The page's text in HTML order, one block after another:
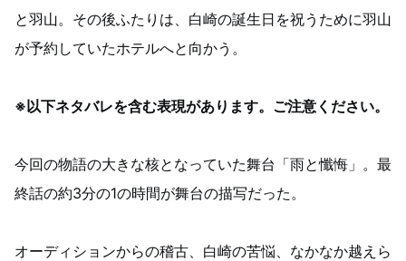
と羽山。その後ふたりは、白崎の誕生日を祝うために羽山
が予約していたホテルへと向かう。
※以下ネタバレを含む表現があります。ご注意ください。
今回の物語の大きな核となっていた舞台「雨と懺悔」。最
終話の約3分の1の時間が舞台の描写だった。
オーディションからの稽古、白崎の苦悩、なかなか越えら